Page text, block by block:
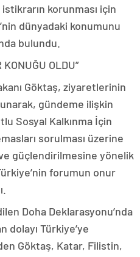
korunması için
dünyadaki konumunu
bulundu.
OLDU”
Göktaş, ziyaretlerinin
gündeme ilişkin
Sosyal Kalkınma İçin
sorulması üzerine
güçlendirilmesine yönelik
forumun onur
Doha Deklarasyonu’nda
dolayı Türkiye’ye
Göktaş, Katar, Filistin,